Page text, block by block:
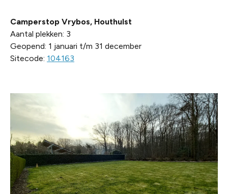
Camperstop Vrybos, Houthulst
Aantal plekken: 3
Geopend: 1 januari t/m 31 december
Sitecode: 104163